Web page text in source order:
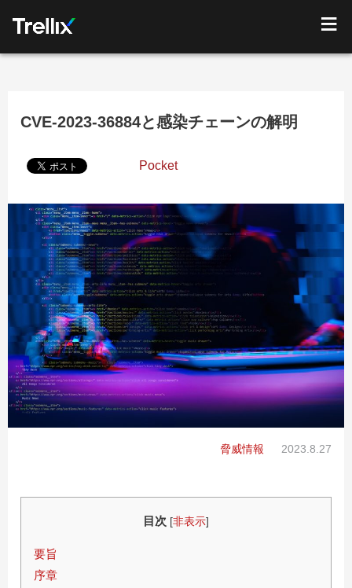
CVE-2023-36884と感染チェーンの解明
Pocket
脅威情報 2023.8.27
目次 [非表示]
要旨
序章